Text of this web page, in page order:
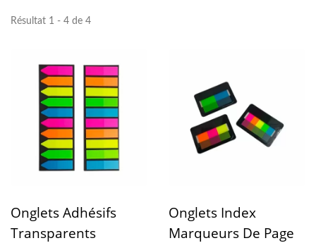
Résultat 1 - 4 de 4
Onglets Adhésifs
Transparents
Onglets Index
Marqueurs De Page